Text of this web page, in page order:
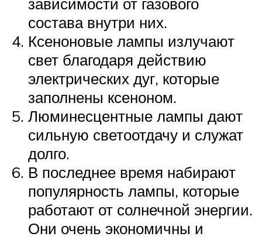
состава внутри них.
Ксеноновые лампы излучают
свет благодаря действию
электрических дуг, которые
заполнены ксеноном.
Люминесцентные лампы дают
сильную светоотдачу и служат
долго.
В последнее время набирают
популярность лампы, которые
работают от солнечной энергии.
Они очень экономичны и